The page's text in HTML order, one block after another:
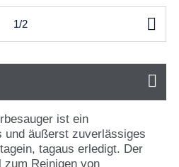
1/2 
ist ein
äußerst zuverlässiges
tagaus erledigt. Der
zum Reinigen von